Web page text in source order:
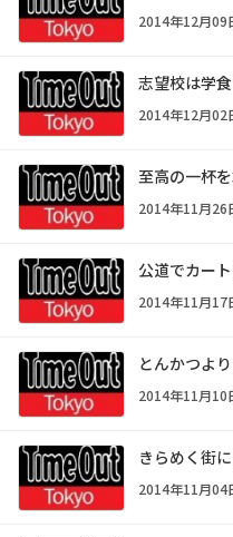
2014年12月09
志望校は学
2014年12月02
至高の一杯
2014年11月26
公道でカー
2014年11月17
とんかつよ
2014年11月10
きらめく街
2014年11月04